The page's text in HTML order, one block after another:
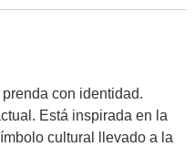
con identidad.
Está inspirada en la
cultural llevado a la